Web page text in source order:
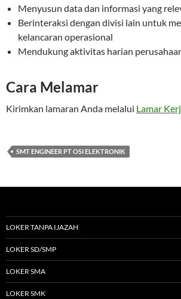
Menyusun data dan informasi yang
Berinteraksi dengan divisi lain untuk
kelancaran operasional
Mendukung aktivitas harian
Cara Melamar
Kirimkan lamaran Anda melalui Lamar
SMT ENGINEER PT OSI ELEKTRONIK
LOKER TANPA IJAZAH
LOKER SD/SMP
LOKER SMA
LOKER SMK